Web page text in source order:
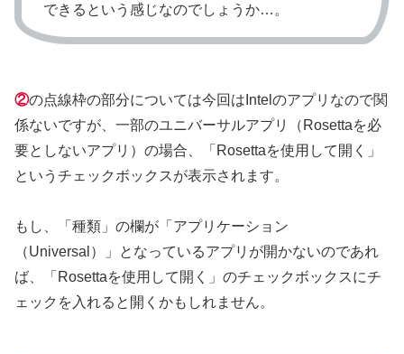
できるという感じなのでしょうか…。
②の点線枠の部分については今回はIntelのアプリなので関
係ないですが、一部のユニバーサルアプリ（Rosettaを必
要としないアプリ）の場合、「Rosettaを使用して開く」
というチェックボックスが表示されます。
もし、「種類」の欄が「アプリケーション
（Universal）」となっているアプリが開かないのであれ
ば、「Rosettaを使用して開く」のチェックボックスにチ
ェックを入れると開くかもしれません。